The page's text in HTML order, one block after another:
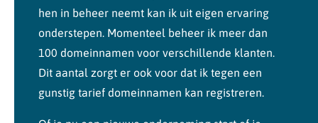
hen in beheer neemt kan ik uit eigen ervaring
onderstepen. Momenteel beheer ik meer dan
100 domeinnamen voor verschillende klanten.
Dit aantal zorgt er ook voor dat ik tegen een
gunstig tarief domeinnamen kan registreren.